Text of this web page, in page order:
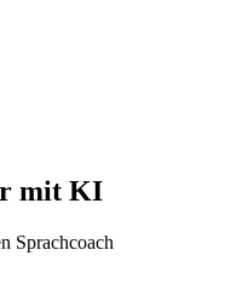
mit KI
Sprachcoach